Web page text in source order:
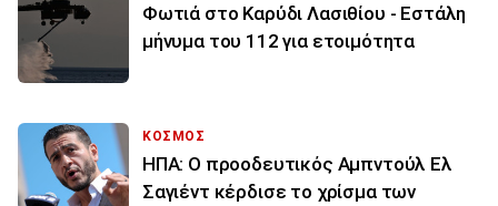
Φωτιά στο Καρύδι Λασιθίου - Εστάλη
μήνυμα του 112 για ετοιμότητα
ΚΟΣΜΟΣ
ΗΠΑ: Ο προοδευτικός Αμπντούλ Ελ
Σαγιέντ κέρδισε το χρίσμα των